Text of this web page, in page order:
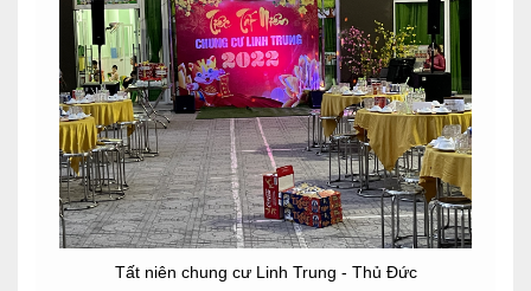
Tất niên chung cư Linh Trung - Thủ Đức